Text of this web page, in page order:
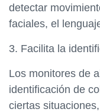
detectar
faciales, el
3. Facilita la
Los monitores de
identificación de
ciertas